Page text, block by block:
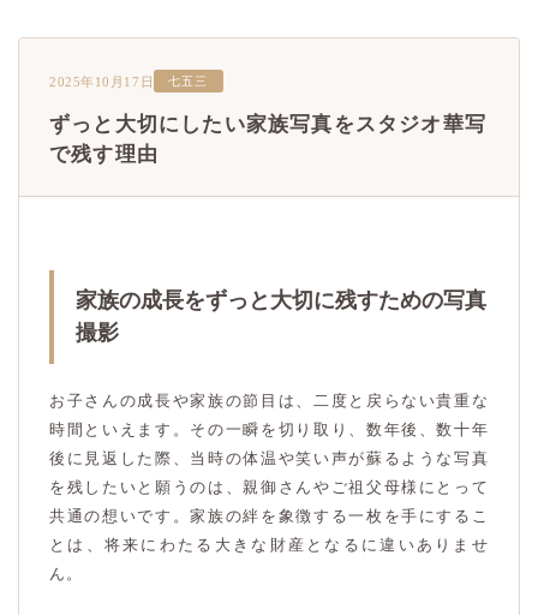
2025年10月17日 七五三
ずっと大切にしたい家族写真をスタジオ華写
で残す理由
家族の成長をずっと大切に残すための写真
撮影
お子さんの成長や家族の節目は、二度と戻らない貴重な
時間といえます。その一瞬を切り取り、数年後、数十年
後に見返した際、当時の体温や笑い声が蘇るような写真
を残したいと願うのは、親御さんやご祖父母様にとって
共通の想いです。家族の絆を象徴する一枚を手にするこ
とは、将来にわたる大きな財産となるに違いありませ
ん。